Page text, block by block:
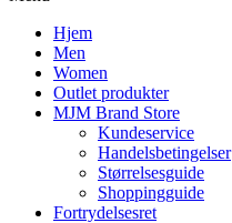
Hjem
Men
Women
Outlet produkter
MJM Brand Store
Kundeservice
Handelsbetingelser
Størrelsesguide
Shoppingguide
Fortrydelsesret